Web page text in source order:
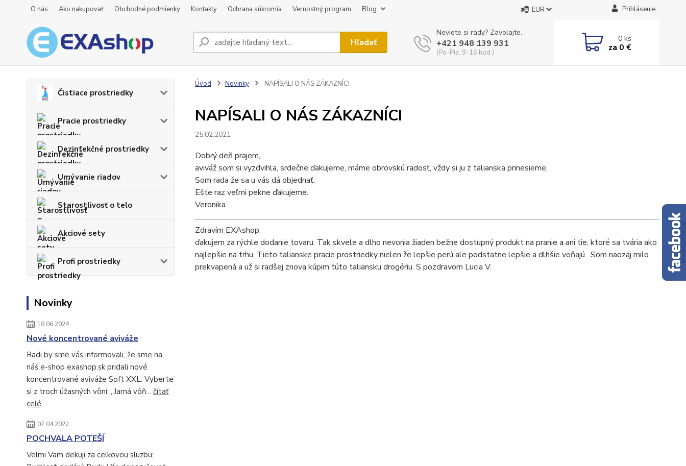
O nás Ako nakupovať Obchodné podmienky Kontakty Ochrana súkromia Vernostný program Blog EUR Prihlásenie
Hľadať
Neviete si rady? Zavolajte.
+421 948 139 931
(Po-Pia, 9-16 hod.)
0ks
za 0 €
Čistiace prostriedky
Pracie prostriedky
Dezinfekčné prostriedky
Umývanie riadov
Starostlivosť o telo
Akciové sety
Profi prostriedky
Novinky
18.06.2024
Nové koncentrované aviváže
Radi by sme vás informovali, že sme na
náš e-shop exashop.sk pridali nové
koncentrované aviváže Soft XXL. Vyberte
si z troch úžasných vôní: „Jarná vôň... čítať
celé
07.04.2022
POCHVALA POTEŠÍ
Velmi Vam dekuji za celkovou sluzbu;
Úvod Novinky NAPÍSALI O NÁS ZÁKAZNÍCI
NAPÍSALI O NÁS ZÁKAZNÍCI
25.02.2021
Dobrý deň prajem,
aviváž som si vyzdvihla, srdečne ďakujeme, máme obrovskú radosť, vždy si ju z talianska prinesieme.
Som rada že sa u vás dá objednať.
Ešte raz veľmi pekne ďakujeme.
Veronika
Zdravím EXAshop,
ďakujem za rýchle dodanie tovaru. Tak skvele a dlho nevonia žiaden bežne dostupný produkt na pranie a ani tie, ktoré sa tvária ako
najlepšie na trhu. Tieto talianske pracie prostriedky nielen že lepšie perú ale podstatne lepšie a dlhšie voňajú. Som naozaj milo
prekvapená a už si radšej znova kúpim túto taliansku drogériu. S pozdravom Lucia V.